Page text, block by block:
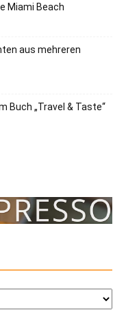
Miami Beach
aus mehreren
Buch „Travel & Taste“